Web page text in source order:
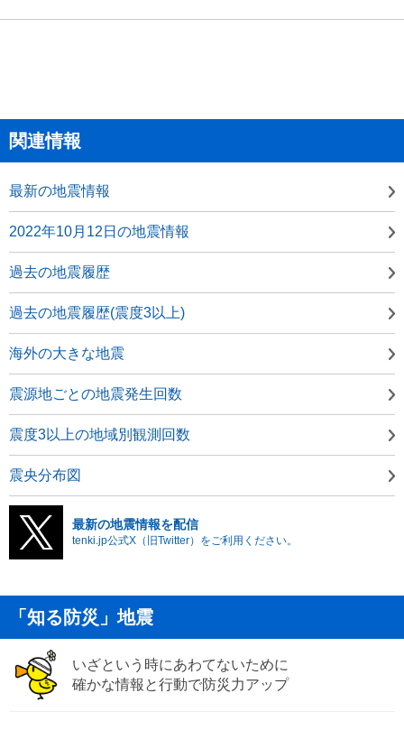
関連情報
最新の地震情報
2022年10月12日の地震情報
過去の地震履歴
過去の地震履歴(震度3以上)
海外の大きな地震
震源地ごとの地震発生回数
震度3以上の地域別観測回数
震央分布図
最新の地震情報を配信
tenki.jp公式X（旧Twitter）をご利用ください。
「知る防災」地震
いざという時にあわてないために
確かな情報と行動で防災力アップ